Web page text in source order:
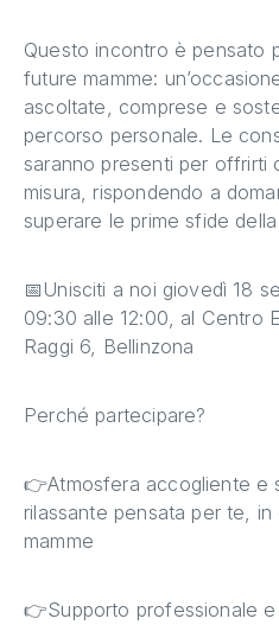
Questo incontro è pensato
future mamme:
ascoltate, comprese e
percorso personale. Le
saranno presenti per offrirti
misura, rispondendo a
superare le prime sfide
📅Unisciti a noi giovedì 18
09:30 alle 12:00, al Centro
Raggi 6, Bellinzona
Perché partecipare?
👉Atmosfera accogliente e
rilassante pensata per te, in
mamme
👉Supporto professionale